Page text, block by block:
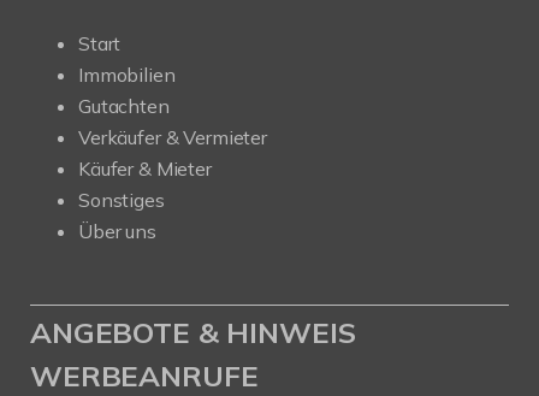
Start
Immobilien
Gutachten
Verkäufer & Vermieter
Käufer & Mieter
Sonstiges
Über uns
ANGEBOTE & HINWEIS
WERBEANRUFE